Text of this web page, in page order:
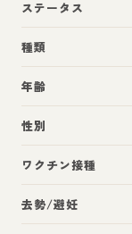
ステータス
種類
年齢
性別
ワクチン接種
去勢/避妊